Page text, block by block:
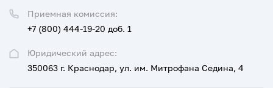
Юридический адрес:
350063 г. Краснодар, ул. им. Митрофана Седина, 4
Приемная комиссия:
+7 (800) 444-19-20 доб. 1